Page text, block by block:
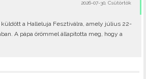
2026-07-30, Csütörtök
a Halleluja Fesztiválra, amely július 22-
A pápa örömmel állapította meg, hogy a